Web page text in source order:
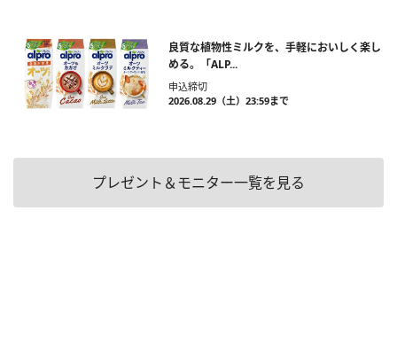
良質な植物性ミルクを、手軽においしく楽し
める。「ALP...
申込締切
2026.08.29（土）23:59まで
プレゼント＆モニター一覧を見る